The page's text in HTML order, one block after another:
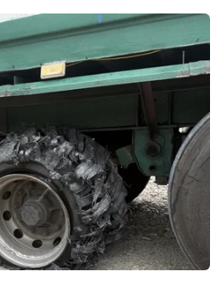
bán lẻ "chạy nước
bánh, mứt, kẹo... trong
công ty bánh kẹo đã tăng
Tết Bính Thân 2016 lên 10-